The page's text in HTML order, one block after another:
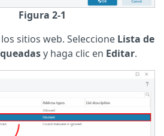
Figura 2-1
sitios web. Seleccione Lista de
y haga clic en Editar.